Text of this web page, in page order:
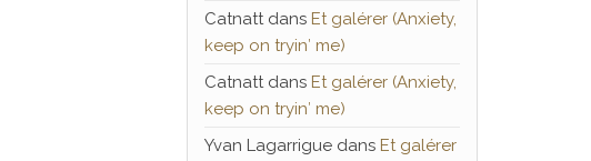
Catnattdans Et galérer (Anxiety,
keep on tryin′ me)
Catnattdans Et galérer (Anxiety,
keep on tryin′ me)
Yvan Lagarriguedans Et galérer